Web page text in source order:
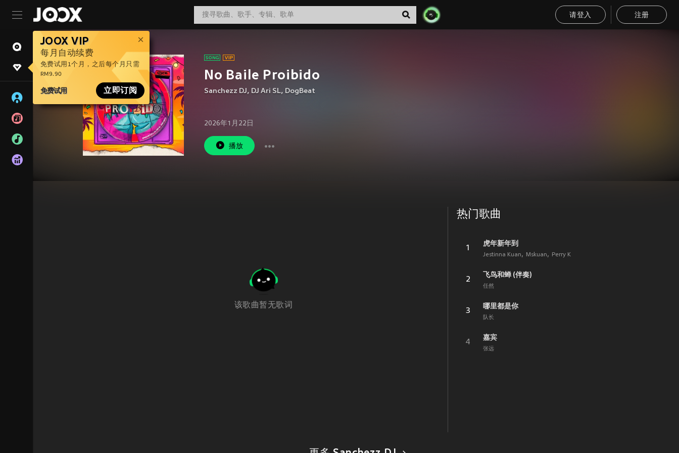
请登入 注册
JOOX VIP
每月自动续费
免费试用1个月，之后每个月只需
RM9.90
免费试用 立即订阅
No Baile Proibido
Sanchezz DJ, DJ Ari SL, DogBeat
2026年1月22日
播放
该歌曲暂无歌词
热门歌曲
1
虎年新年到
Jestinna Kuan Mskuan Perry K
2
飞鸟和蝉 (伴奏)
任然
3
哪里都是你
队长
4
嘉宾
张远